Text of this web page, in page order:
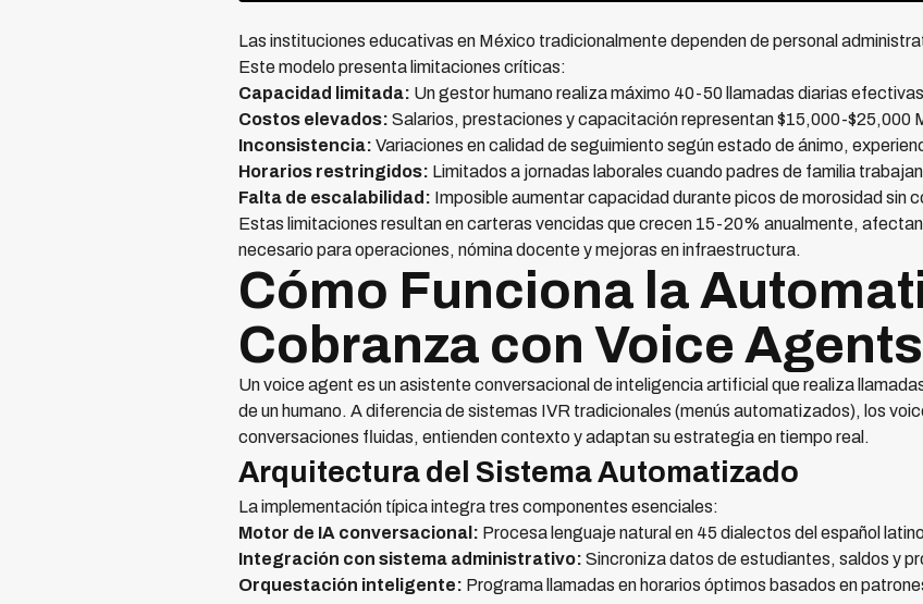
Las instituciones educativas en México tradicionalmente dependen de personal
Este modelo presenta limitaciones críticas:
Capacidad limitada: Un gestor humano realiza máximo 40-50 llamadas diarias efectivas
Costos elevados: Salarios, prestaciones y capacitación representan $15,000-$25,000
Inconsistencia: Variaciones en calidad de seguimiento según estado de ánimo,
Horarios restringidos: Limitados a jornadas laborales cuando padres de familia trabajan
Falta de escalabilidad: Imposible aumentar capacidad durante picos de morosidad sin
Estas limitaciones resultan en carteras vencidas que crecen 15-20% anualmente,
necesario para operaciones, nómina docente y mejoras en infraestructura.
Cómo Funciona la
Cobranza con Voice Agents
Un voice agent es un asistente conversacional de inteligencia artificial que realiza
de un humano. A diferencia de sistemas IVR tradicionales (menús automatizados), los
conversaciones fluidas, entienden contexto y adaptan su estrategia en tiempo real.
Arquitectura del Sistema Automatizado
La implementación típica integra tres componentes esenciales:
Motor de IA conversacional: Procesa lenguaje natural en 45 dialectos del español
Integración con sistema administrativo: Sincroniza datos de estudiantes, saldos y
Orquestación inteligente: Programa llamadas en horarios óptimos basados en